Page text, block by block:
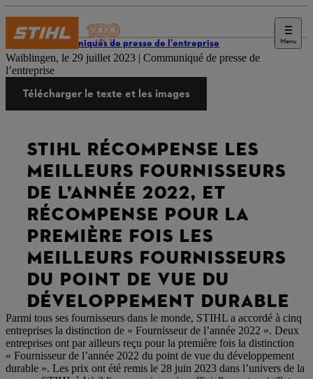
Menu
Communiqués de presse de l’entreprise
Waiblingen, le 29 juillet 2023 | Communiqué de presse de
l’entreprise
Télécharger le texte et les images
STIHL RÉCOMPENSE LES
MEILLEURS FOURNISSEURS
DE L’ANNÉE 2022, ET
RÉCOMPENSE POUR LA
PREMIÈRE FOIS LES
MEILLEURS FOURNISSEURS
DU POINT DE VUE DU
DÉVELOPPEMENT DURABLE
Parmi tous ses fournisseurs dans le monde, STIHL a accordé à cinq
entreprises la distinction de « Fournisseur de l’année 2022 ». Deux
entreprises ont par ailleurs reçu pour la première fois la distinction
« Fournisseur de l’année 2022 du point de vue du développement
durable ». Les prix ont été remis le 28 juin 2023 dans l’univers de la